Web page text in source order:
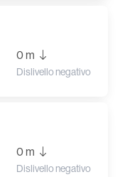
0 m
Dislivello negativo
0 m
Dislivello negativo